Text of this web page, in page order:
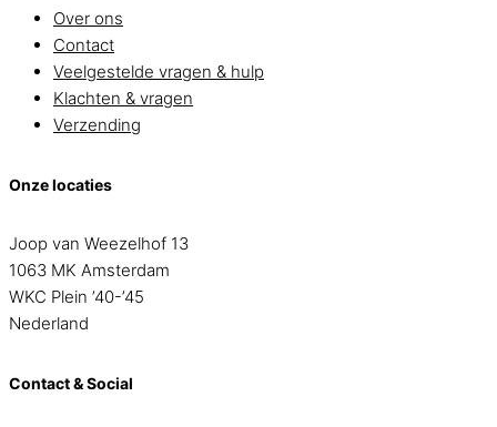
Over ons
Contact
Veelgestelde vragen & hulp
Klachten & vragen
Verzending
Onze locaties
Joop van Weezelhof 13
1063 MK Amsterdam
WKC Plein ’40-’45
Nederland
Contact & Social